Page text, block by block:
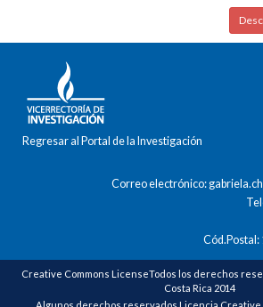
Regresar al Portal de la Investigación
Correo electrónico:
Cód.Postal:
Creative Commons LicenseTodos los derechos
Costa Rica 2014